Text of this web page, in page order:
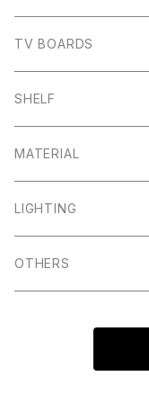
TV BOARDS
SHELF
MATERIAL
LIGHTING
OTHERS